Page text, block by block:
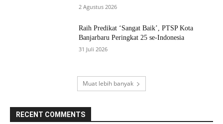
2 Agustus 2026
Raih Predikat ‘Sangat Baik’, PTSP Kota
Banjarbaru Peringkat 25 se-Indonesia
31 Juli 2026
Muat lebih banyak
RECENT COMMENTS